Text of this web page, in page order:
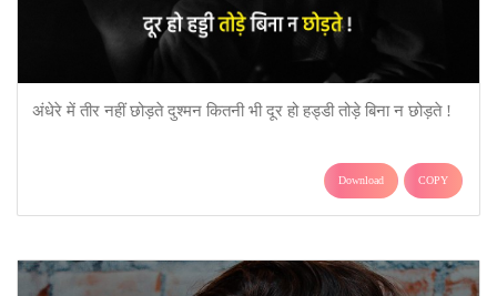
अंधेरे में तीर नहीं छोड़ते दुश्मन कितनी भी दूर हो हड्डी तोड़े बिना न छोड़ते !
Download COPY